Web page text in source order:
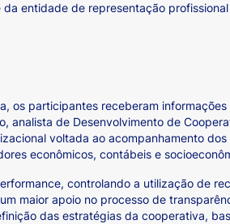
entidade de representação
os participantes receberam informações
analista de Desenvolvimento de
voltada ao acompanhamento dos
econômicos, contábeis e
controlando a utilização de
maior apoio no processo de
das estratégias da cooperativa,